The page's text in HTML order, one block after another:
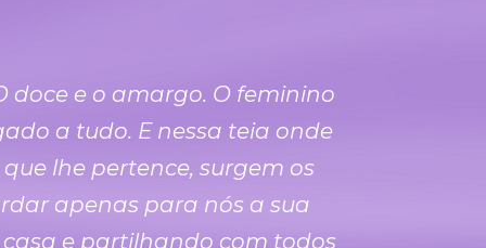
doce e o amargo. O feminino
a tudo. E nessa teia onde
lhe pertence, surgem os
apenas para nós a sua
e partilhando com todos